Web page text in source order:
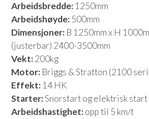
Arbeidsbredde:1250mm
Arbeidshøyde:500mm
Dimensjoner: B 1250mm x H
(justerbar) 2400-3500mm
Vekt:200kg
Motor: Briggs & Stratton (2100
Effekt:14 HK
Starter:Snorstart og elektrisk start
Arbeidshastighet:opp til 5 km/t